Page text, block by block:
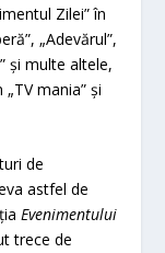
Zilei” în
„Adevărul”,
și multe altele,
mania” și
de
astfel de
Evenimentului
trece de